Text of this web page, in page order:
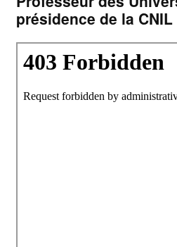
présidence de la CNIL